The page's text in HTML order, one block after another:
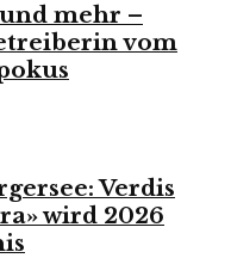
mehr –
vom
Verdis
wird 2026